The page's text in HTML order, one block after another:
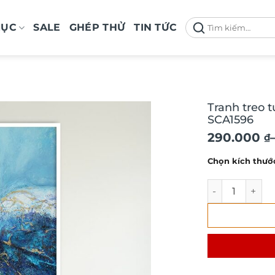
SALE GHÉP THỬ TIN TỨC
Tìm
kiếm:
Tranh treo
SCA1596
290.000 ₫
Khoảng
giá:
290.000 ₫
590.000 ₫
Chọn kích
Tranh treo